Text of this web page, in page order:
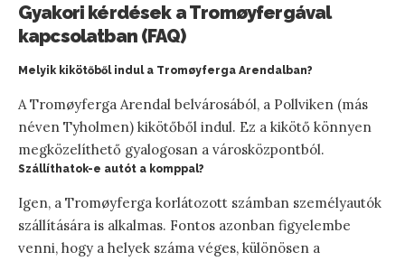
Gyakori kérdések a Tromøyfergával
kapcsolatban (FAQ)
Melyik kikötőből indul a Tromøyferga Arendalban?
A Tromøyferga Arendal belvárosából, a Pollviken (más
néven Tyholmen) kikötőből indul. Ez a kikötő könnyen
megközelíthető gyalogosan a városközpontból.
Szállíthatok-e autót a komppal?
Igen, a Tromøyferga korlátozott számban személyautók
szállítására is alkalmas. Fontos azonban figyelembe
venni, hogy a helyek száma véges, különösen a